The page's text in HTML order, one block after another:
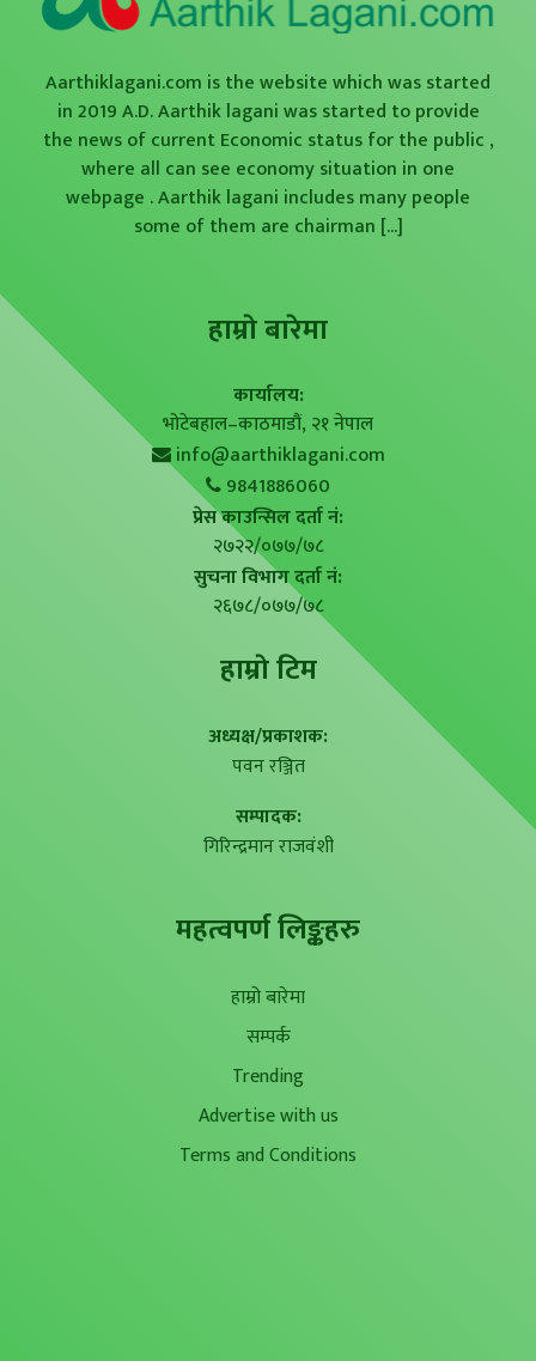
Aarthiklagani.com is the website which was started
in 2019 A.D. Aarthik lagani was started to provide
the news of current Economic status for the public ,
where all can see economy situation in one
webpage . Aarthik lagani includes many people
some of them are chairman [...]
हाम्राे बारेमा
कार्यालय:
भोटेबहाल–काठमाडौं, २१ नेपाल
info@aarthiklagani.com
9841886060
प्रेस काउन्सिल दर्ता नं:
२७२२/०७७/७८
सुचना विभाग दर्ता नं:
२६७८/०७७/७८
हाम्राे टिम
अध्यक्ष/प्रकाशक:
पवन रञ्जित
सम्पादक:
गिरिन्द्रमान राजवंशी
महत्वपर्ण लिङ्कहरु
हाम्रो बारेमा
सम्पर्क
Trending
Advertise with us
Terms and Conditions